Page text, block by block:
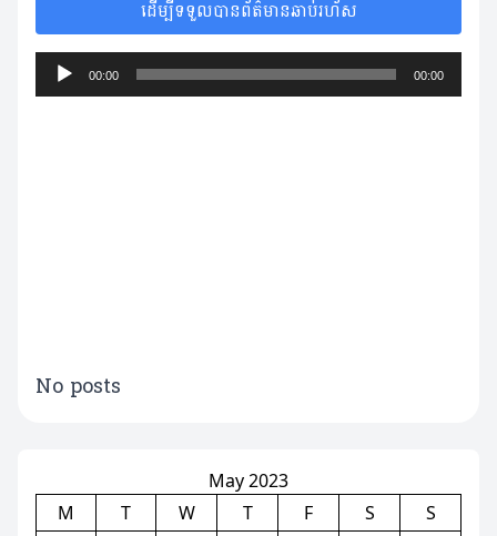
ដើម្បីទទួលបានព័ត៌មានឆាប់រហ័ស
Audio
Player
00:00 00:00
No posts
May 2023
M
T W T F S
S